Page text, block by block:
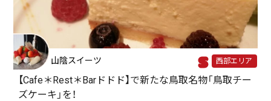
山陰スイーツ 西部エリア
【Cafe＊Rest＊Barドドド】で新たな鳥取名物「鳥取チー
ズケーキ」を！